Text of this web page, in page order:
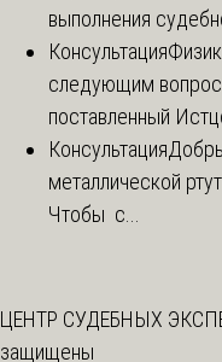
выполнения
Консультация
следующим
поставленный
Консультация
металлической
Чтобы с...
ЦЕНТР СУДЕБНЫХ
защищены